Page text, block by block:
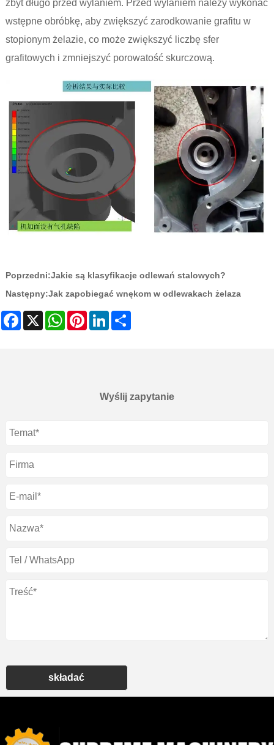
zbyt długo przed wylaniem. Przed wylaniem należy wykonać
wstępne obróbkę, aby zwiększyć zarodkowanie grafitu w
stopionym żelazie, co może zwiększyć liczbę sfer
grafitowych i zmniejszyć porowatość skurczową.
Poprzedni:Jakie są klasyfikacje odlewań stalowych?
Następny:Jak zapobiegać wnękom w odlewakach żelaza
Facebook
X WhatsAppPinterestLinkedIn
Wyślij zapytanie
składać